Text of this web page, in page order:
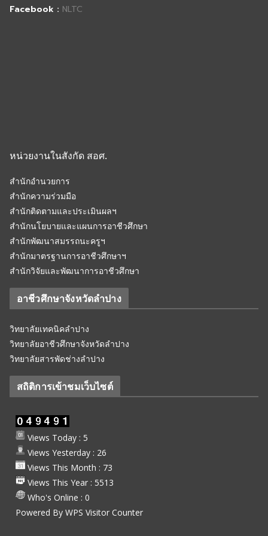
Facebook : NLTC
หน่วยงานในสังกัด สอศ.
สำนักอำนวยการ
สำนักความร่วมมือ
สำนักติดตามและประเมินผลฯ
สำนักนโยบายและแผนการอาชีวศึกษา
สำนักพัฒนาสมรรถนะครูฯ
สำนักมาตรฐานการอาชีวศึกษาฯ
สำนักวิจัยและพัฒนาการอาชีวศึกษา
อาชีวศึกษาจังหวัดลำปาง
วิทยาลัยเทคนิคลำปาง
วิทยาลัยอาชีวศึกษาจังหวัดลำปาง
วิทยาลัยสารพัดช่างลำปาง
สถิติการเข้าชมเว็บไซต์
Views Today : 5
Views Yesterday : 26
Views This Month : 73
Views This Year : 5513
Who's Online : 0
Powered By WPS Visitor Counter